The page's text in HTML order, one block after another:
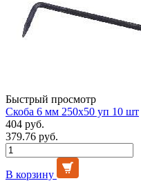
Быстрый просмотр
Скоба 6 мм 250х50 уп 10 шт
404 руб.
379.76 руб.
В корзину